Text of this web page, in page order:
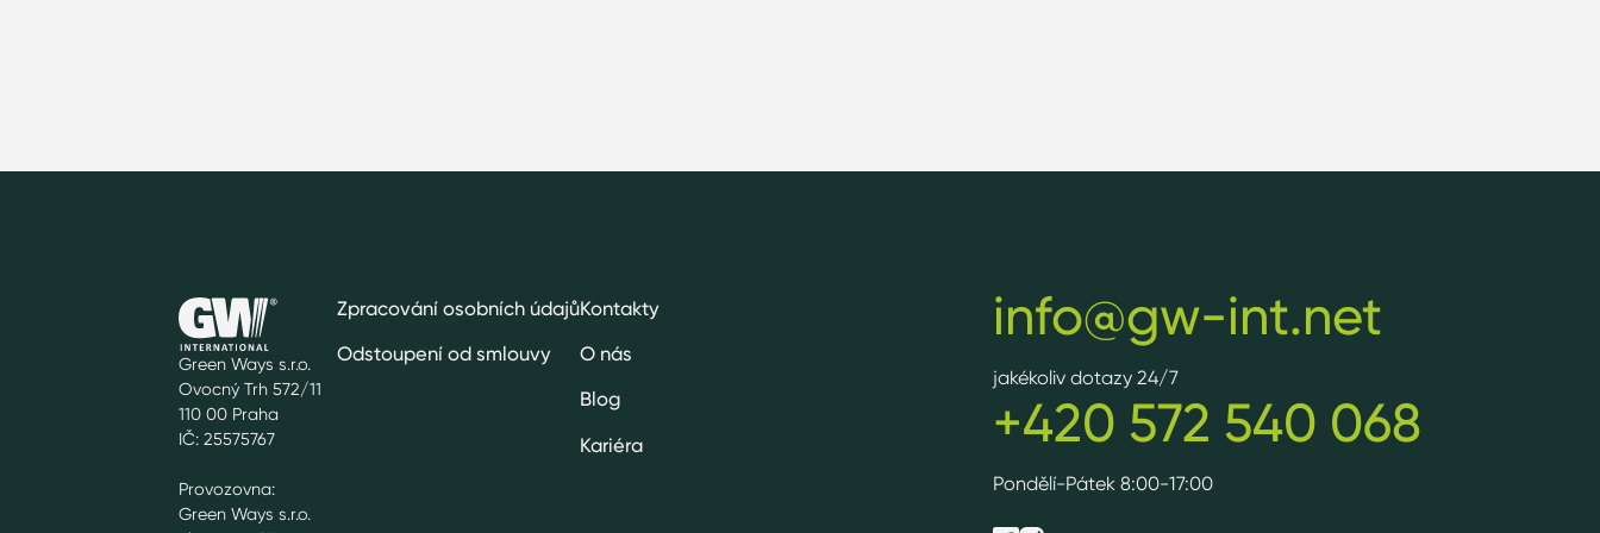
Green Ways s.r.o.
Ovocný Trh 572/11
110 00 Praha
IČ: 25575767
Provozovna:
Green Ways s.r.o.
Zpracování osobních údajů
Odstoupení od smlouvy
Kontakty
O nás
Blog
Kariéra
info@gw-int.net
jakékoliv dotazy 24/7
+420 572 540 068
Pondělí-Pátek 8:00-17:00